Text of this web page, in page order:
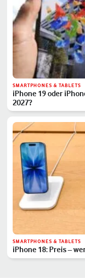
SMARTPHONES & TABLETS
iPhone 19 oder
2027?
SMARTPHONES & TABLETS
iPhone 18: Preis –